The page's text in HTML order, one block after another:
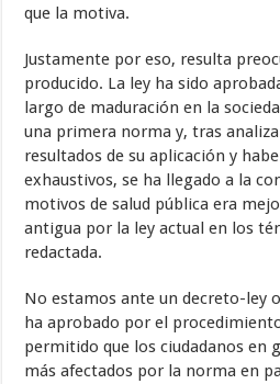
que la motiva.
Justamente por eso, resulta
producido. La ley ha sido
largo de maduración en la
una primera norma y, tras
resultados de su aplicación y
exhaustivos, se ha llegado a la
motivos de salud pública era
antigua por la ley actual en los
redactada.
No estamos ante un decreto-ley
ha aprobado por el
permitido que los ciudadanos en
más afectados por la norma en